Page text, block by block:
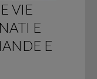
VIE
E
E